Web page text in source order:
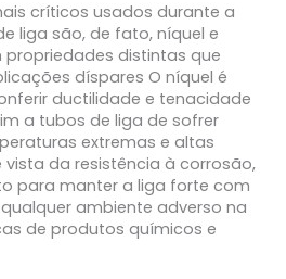
críticos usados durante a
liga são, de fato, níquel e
distintas que
díspares O níquel é
ductilidade e tenacidade
a tubos de liga de sofrer
extremas e altas
da resistência à corrosão,
para manter a liga forte com
ambiente adverso na
de produtos químicos e